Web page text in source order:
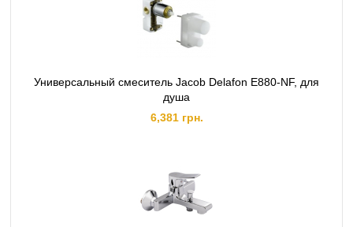
Универсальный смеситель Jacob Delafon E880-NF, для
душа
6,381 грн.